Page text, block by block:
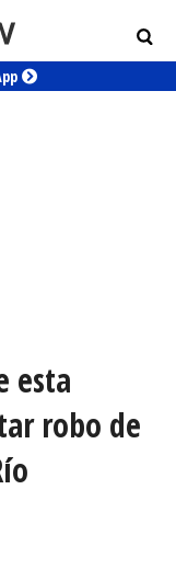
esta
robo de